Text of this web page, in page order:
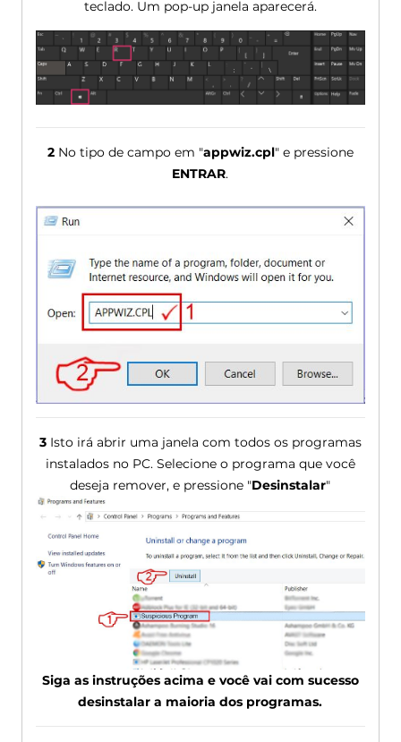
teclado. Um pop-up janela aparecerá.
2No tipo de campo em "appwiz.cpl" e pressione
ENTRAR.
3Isto irá abrir uma janela com todos os programas
instalados no PC. Selecione o programa que você
deseja remover, e pressione "Desinstalar"
Siga as instruções acima e você vai com sucesso
desinstalar a maioria dos programas.